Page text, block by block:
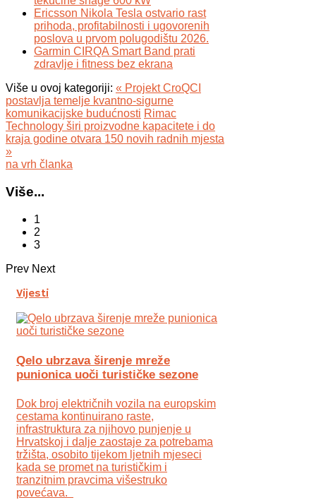
Ericsson Nikola Tesla ostvario rast
prihoda, profitabilnosti i ugovorenih
poslova u prvom polugodištu 2026.
Garmin CIRQA Smart Band prati
zdravlje i fitness bez ekrana
Više u ovoj kategoriji: « Projekt CroQCI
postavlja temelje kvantno-sigurne
komunikacijske budućnosti Rimac
Technology širi proizvodne kapacitete i do
kraja godine otvara 150 novih radnih mjesta
»
na vrh članka
Više...
1
2
3
Prev Next
Vijesti
Qelo ubrzava širenje mreže
punionica uoči turističke sezone
Dok broj električnih vozila na europskim
cestama kontinuirano raste,
infrastruktura za njihovo punjenje u
Hrvatskoj i dalje zaostaje za potrebama
tržišta, osobito tijekom ljetnih mjeseci
kada se promet na turističkim i
tranzitnim pravcima višestruko
povećava.